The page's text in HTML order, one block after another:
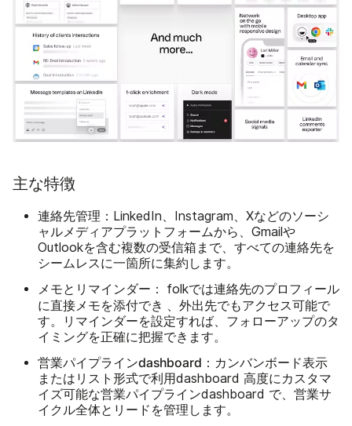
主な特徴
連絡先管理： LinkedIn、Instagram、Xなどのソーシ
ャルメディアプラットフォームから、Gmailや
Outlookを含む複数の受信箱まで、すべての連絡先を
シームレスに一箇所に集約します。
メモとリマインダー： folkでは連絡先のプロフィール
に直接メモを添付でき
、外出先でもアクセス可能で
す。リマインダーを設定すれば、フォローアップのタ
イミングを正確に把握できます。
営業パイプラインdashboard： カンバンボード表示
またはリスト形式で利用dashboard 高度にカスタマ
イズ可能な営業パイプラインdashboard で、営業サ
イクル全体とリードを管理します。